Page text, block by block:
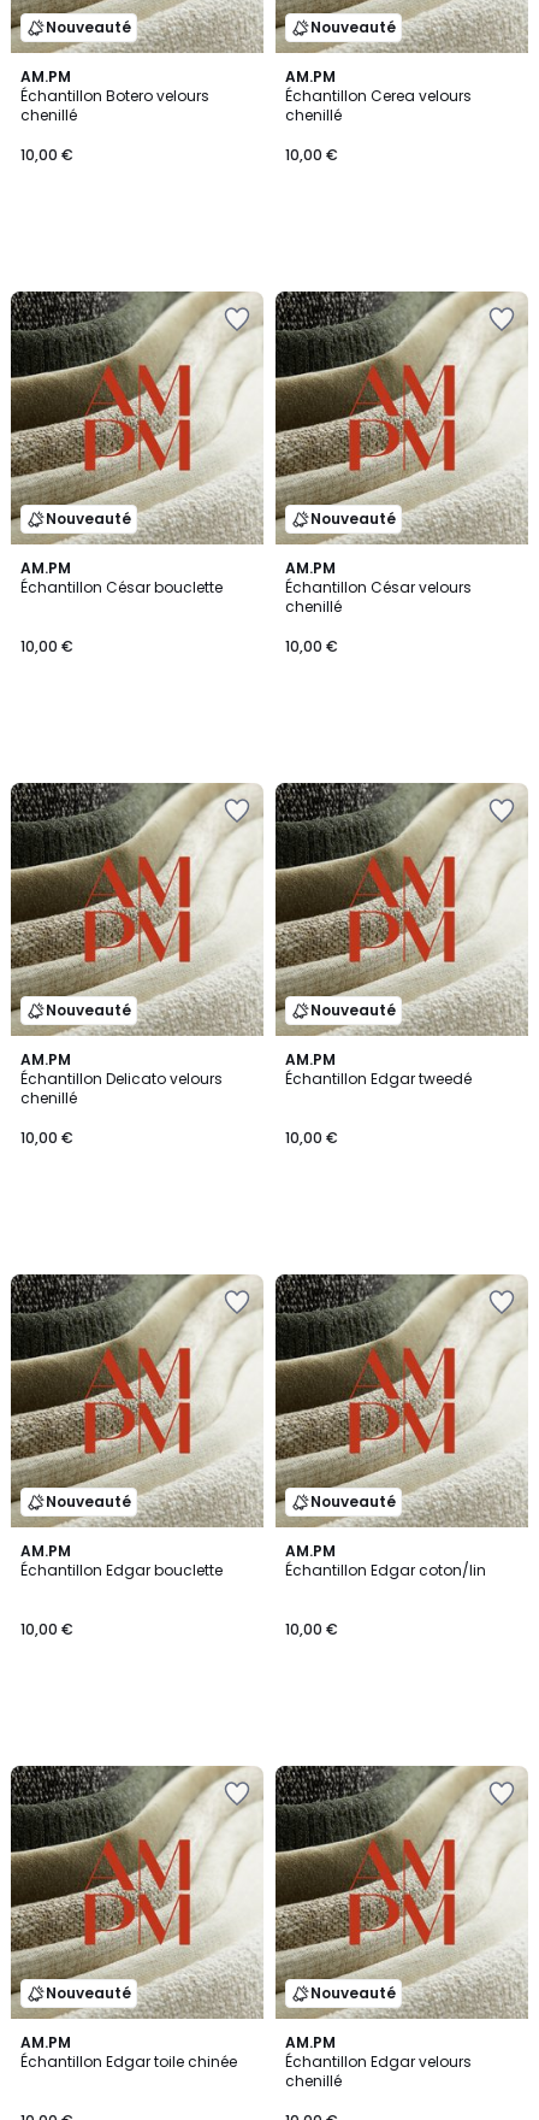
Nouveauté
AM.PM
Échantillon Botero velours
chenillé
10,00 €
Nouveauté
AM.PM
Échantillon Cerea velours
chenillé
10,00 €
Nouveauté
AM.PM
Échantillon César bouclette
10,00 €
Nouveauté
AM.PM
Échantillon César velours
chenillé
10,00 €
Nouveauté
AM.PM
Échantillon Delicato velours
chenillé
10,00 €
Nouveauté
AM.PM
Échantillon Edgar tweedé
10,00 €
Nouveauté
AM.PM
Échantillon Edgar bouclette
10,00 €
Nouveauté
AM.PM
Échantillon Edgar coton/lin
10,00 €
Nouveauté
AM.PM
Échantillon Edgar toile chinée
Nouveauté
AM.PM
Échantillon Edgar velours
chenillé